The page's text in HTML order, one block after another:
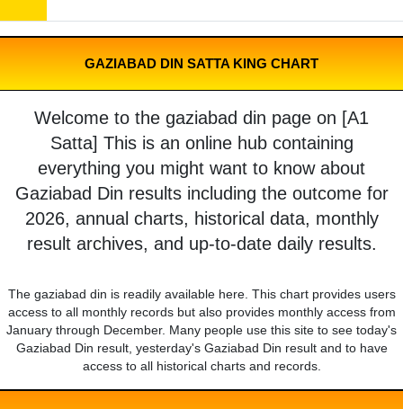
GAZIABAD DIN SATTA KING CHART
Welcome to the gaziabad din page on [A1
Satta] This is an online hub containing
everything you might want to know about
Gaziabad Din results including the outcome for
2026, annual charts, historical data, monthly
result archives, and up-to-date daily results.
The gaziabad din is readily available here. This chart provides users
access to all monthly records but also provides monthly access from
January through December. Many people use this site to see today's
Gaziabad Din result, yesterday's Gaziabad Din result and to have
access to all historical charts and records.